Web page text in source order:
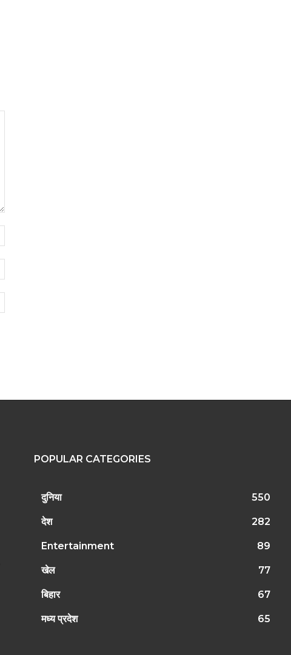
POPULAR CATEGORIES
दुनिया 550
देश 282
Entertainment 89
खेल 77
बिहार 67
मध्य प्रदेश 65